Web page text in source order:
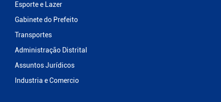
Esporte e Lazer
Gabinete do Prefeito
Transportes
Administração Distrital
Assuntos Jurídicos
Industria e Comercio